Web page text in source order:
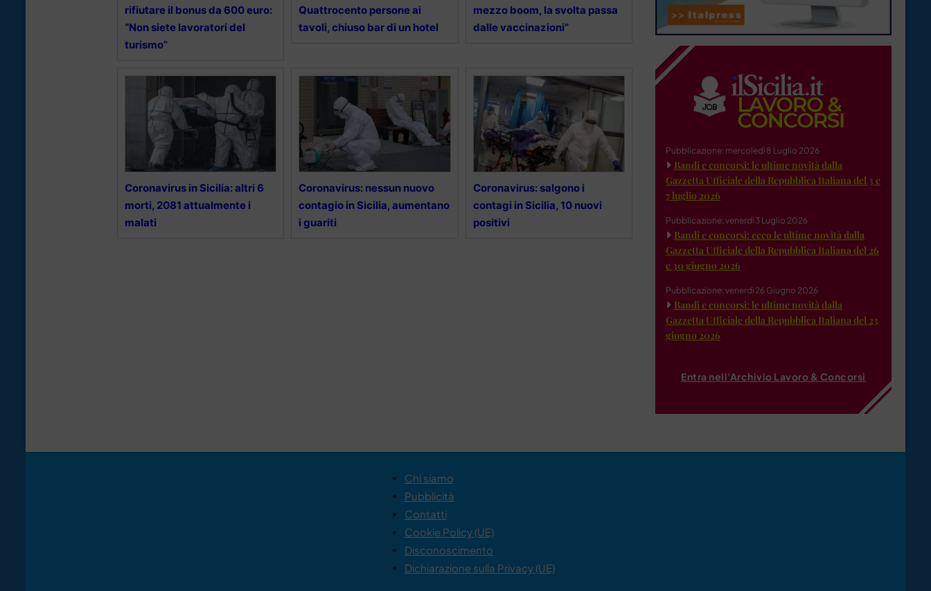
rifiutare il bonus da 600 euro:
“Non siete lavoratori del
turismo”
Quattrocento persone ai
tavoli, chiuso bar di un hotel
mezzo boom, la svolta passa
dalle vaccinazioni”
Coronavirus in Sicilia: altri 6
morti, 2081 attualmente i
malati
Coronavirus: nessun nuovo
contagio in Sicilia, aumentano
i guariti
Coronavirus: salgono i
contagi in Sicilia, 10 nuovi
positivi
Pubblicazione: mercoledì 8 Luglio 2026
Bandi e concorsi: le ultime novità dalla
Gazzetta Ufficiale della Repubblica Italiana del 3 e
7 luglio 2026
Pubblicazione: venerdì 3 Luglio 2026
Bandi e concorsi: ecco le ultime novità dalla
Gazzetta Ufficiale della Repubblica Italiana del 26
e 30 giugno 2026
Pubblicazione: venerdì 26 Giugno 2026
Bandi e concorsi: le ultime novità dalla
Gazzetta Ufficiale della Repubblica Italiana del 23
giugno 2026
Entra nell'Archivio Lavoro & Concorsi
Chi siamo
Pubblicità
Contatti
Cookie Policy (UE)
Disconoscimento
Dichiarazione sulla Privacy (UE)